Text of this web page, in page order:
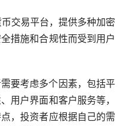
交易平台，提供多种加密
措施和合规性而受到用户
要考虑多个因素，包括平
用户界面和客户服务等，
，投资者应根据自己的需